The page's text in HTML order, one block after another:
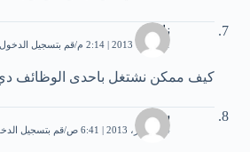
نادية
1 أكتوبر، 2013 | 2:14 م قم بتسجيل الدخول
كيف ممكن نشتغل باحدى الوظائف
سيد
24 أكتوبر، 2013 | 6:41 ص قم بتسجيل